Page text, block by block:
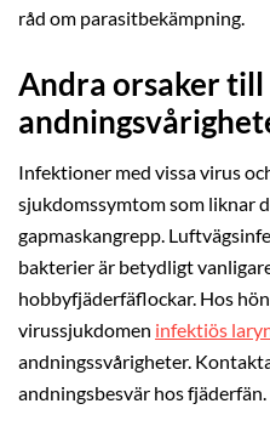
råd om parasitbekämpning.
Andra orsaker till
Infektioner med vissa virus
sjukdomssymtom som liknar
gapmaskangrepp.
bakterier är betydligt
hobbyfjäderfäflockar. Hos
virussjukdomen infektiös
andningssvårigheter.
andningsbesvär hos fjäderfän.